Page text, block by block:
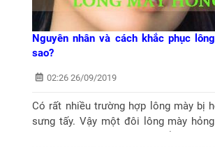
Nguyên nhân và cách khắc phục
sao?
02:26 26/09/2019
Có rất nhiều trường hợp lông mày bị
sưng tấy. Vậy một đôi lông mày